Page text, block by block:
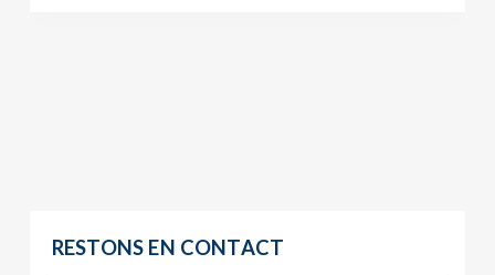
RESTONS EN CONTACT